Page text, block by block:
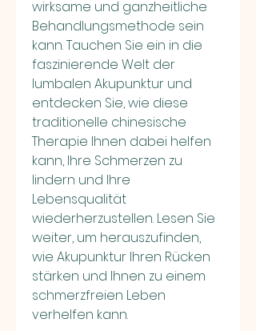
wirksame und ganzheitliche
Behandlungsmethode sein
kann. Tauchen Sie ein in die
faszinierende Welt der
lumbalen Akupunktur und
entdecken Sie, wie diese
traditionelle chinesische
Therapie Ihnen dabei helfen
kann, Ihre Schmerzen zu
lindern und Ihre
Lebensqualität
wiederherzustellen. Lesen Sie
weiter, um herauszufinden,
wie Akupunktur Ihren Rücken
stärken und Ihnen zu einem
schmerzfreien Leben
verhelfen kann.